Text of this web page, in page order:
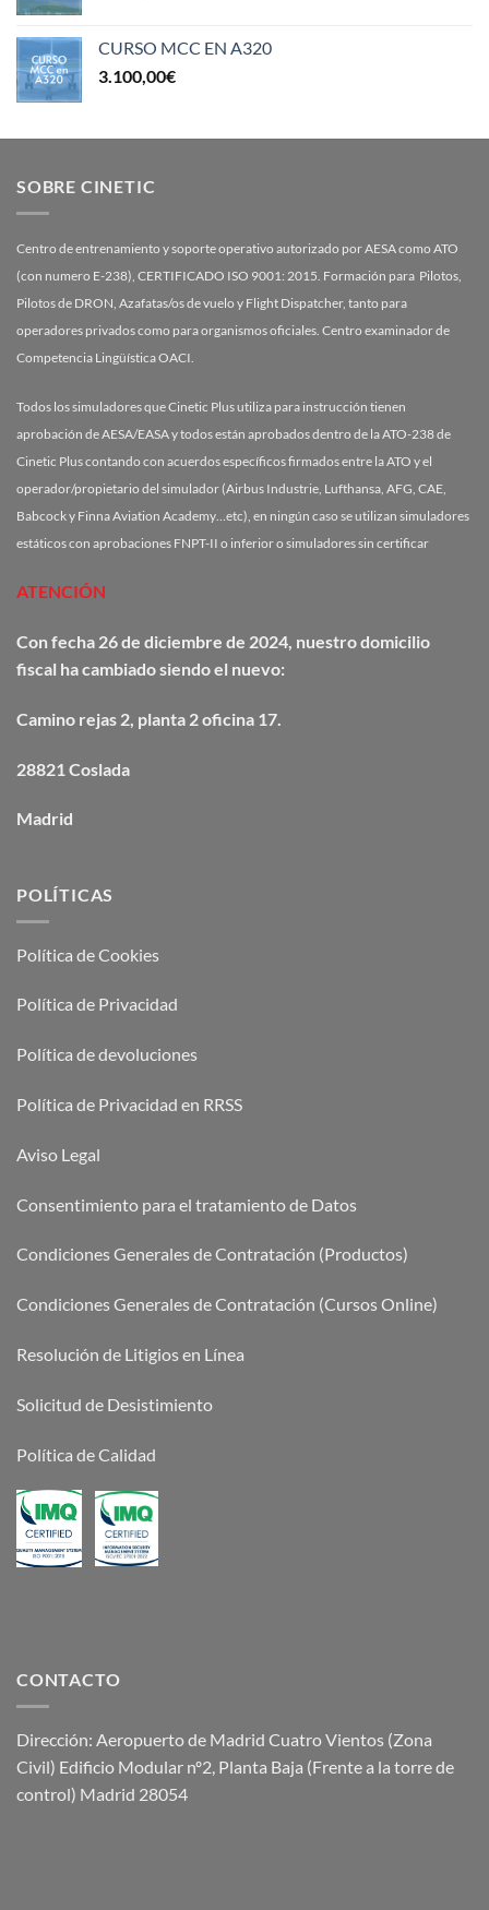
CURSO MCC EN A320
3.100,00€
SOBRE CINETIC
Centro de entrenamiento y soporte operativo autorizado por AESA como ATO
(con numero E-238), CERTIFICADO ISO 9001: 2015. Formación para Pilotos,
Pilotos de DRON, Azafatas/os de vuelo y Flight Dispatcher, tanto para
operadores privados como para organismos oficiales. Centro examinador de
Competencia Lingüística OACI.
Todos los simuladores que Cinetic Plus utiliza para instrucción tienen
aprobación de AESA/EASA y todos están aprobados dentro de la ATO-238 de
Cinetic Plus contando con acuerdos específicos firmados entre la ATO y el
operador/propietario del simulador (Airbus Industrie, Lufthansa, AFG, CAE,
Babcock y Finna Aviation Academy…etc), en ningún caso se utilizan simuladores
estáticos con aprobaciones FNPT-II o inferior o simuladores sin certificar
ATENCIÓN
Con fecha 26 de diciembre de 2024, nuestro domicilio
fiscal ha cambiado siendo el nuevo:
Camino rejas 2, planta 2 oficina 17.
28821 Coslada
Madrid
POLÍTICAS
Política de Cookies
Política de Privacidad
Política de devoluciones
Política de Privacidad en RRSS
Aviso Legal
Consentimiento para el tratamiento de Datos
Condiciones Generales de Contratación (Productos)
Condiciones Generales de Contratación (Cursos Online)
Resolución de Litigios en Línea
Solicitud de Desistimiento
Política de Calidad
CONTACTO
Dirección: Aeropuerto de Madrid Cuatro Vientos (Zona
Civil) Edificio Modular nº2, Planta Baja (Frente a la torre de
control) Madrid 28054